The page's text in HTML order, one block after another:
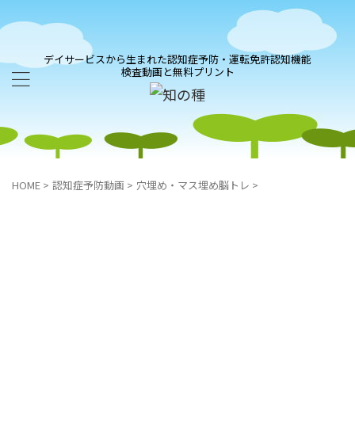
デイサービスから生まれた認知症予防・運転免許認知機能
検査動画と無料プリント
HOME > 認知症予防動画 > 穴埋め・マス埋め脳トレ >